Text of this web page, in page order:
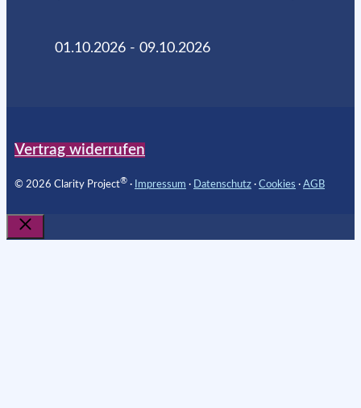
01.10.2026 - 09.10.2026
Vertrag widerrufen
© 2026 Clarity Project® ∙ Impressum ∙ Datenschutz ∙ Cookies ∙ AGB
Schließen